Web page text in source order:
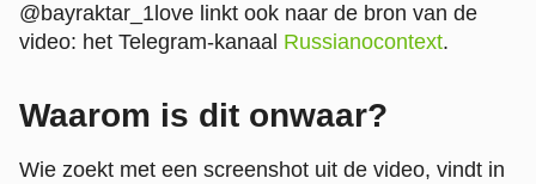
@bayraktar_1love linkt ook naar de bron van de
video: het Telegram-kanaal Russianocontext.
Waarom is dit onwaar?
Wie zoekt met een screenshot uit de video, vindt in